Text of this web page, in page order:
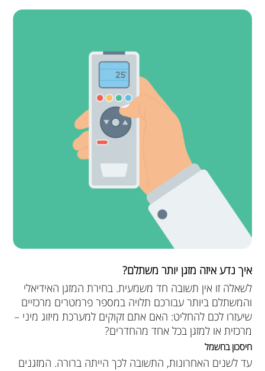
איך נדע איזה מזגן יותר משתלם?
לשאלה זו אין תשובה חד משמעית. בחירת המזגן האידיאלי
והמשתלם ביותר עבורכם תלויה במספר פרמטרים מרכזיים
שיעזרו לכם להחליט: האם אתם זקוקים למערכת מיזוג מיני –
מרכזית או למזגן בכל אחד מהחדרים?
חיסכון בחשמל
עד לשנים האחרונות, התשובה לכך הייתה ברורה. המזגנים